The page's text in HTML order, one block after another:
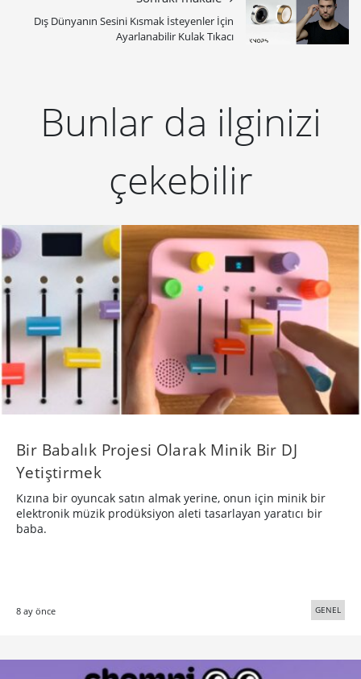
Dış Dünyanın Sesini Kısmak İsteyenler İçin
Ayarlanabilir Kulak Tıkacı
Bunlar da ilginizi
çekebilir
Bir Babalık Projesi Olarak Minik Bir DJ
Yetiştirmek
Kızına bir oyuncak satın almak yerine, onun için minik bir
elektronik müzik prodüksiyon aleti tasarlayan yaratıcı bir
baba.
8 ay önce GENEL